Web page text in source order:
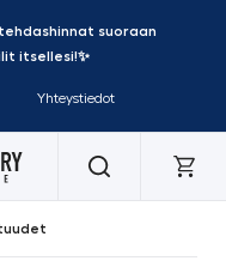
suoraan
itsellesi!✨
Yhteystiedot